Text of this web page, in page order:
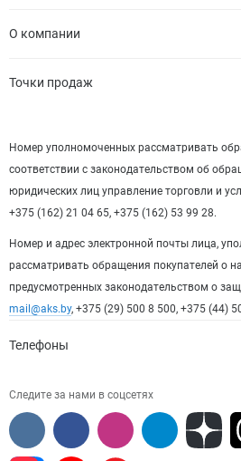
О компании
Точки продаж
Номер уполномоченных рассматривать
соответствии с законодательством об
юридических лиц управление торговли и
+375 (162) 21 04 65, +375 (162) 53 99 28.
Номер и адрес электронной почты лица,
рассматривать обращения покупателей о
предусмотренных законодательством о
mail@aks.by, +375 (29) 500 8 500, +375 (44)
Телефоны
Следите за нами в соцсетях